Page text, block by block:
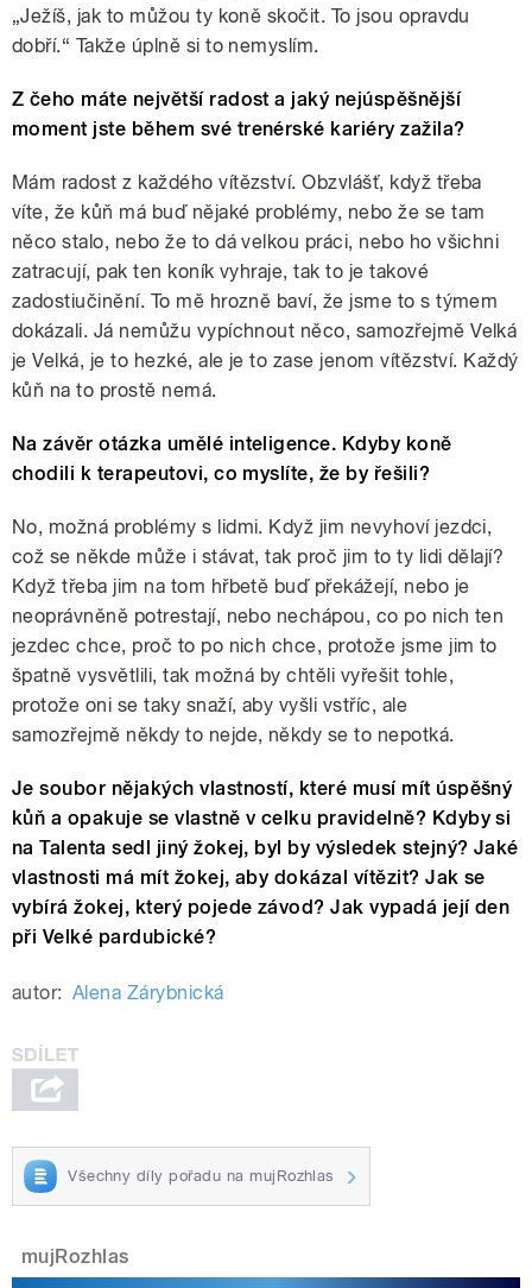
„Ježíš, jak to můžou ty koně skočit. To jsou opravdu
dobří.“ Takže úplně si to nemyslím.
Z čeho máte největší radost a jaký nejúspěšnější
moment jste během své trenérské kariéry zažila?
Mám radost z každého vítězství. Obzvlášť, když třeba
víte, že kůň má buď nějaké problémy, nebo že se tam
něco stalo, nebo že to dá velkou práci, nebo ho všichni
zatracují, pak ten koník vyhraje, tak to je takové
zadostiučinění. To mě hrozně baví, že jsme to s týmem
dokázali. Já nemůžu vypíchnout něco, samozřejmě Velká
je Velká, je to hezké, ale je to zase jenom vítězství. Každý
kůň na to prostě nemá.
Na závěr otázka umělé inteligence. Kdyby koně
chodili k terapeutovi, co myslíte, že by řešili?
No, možná problémy s lidmi. Když jim nevyhoví jezdci,
což se někde může i stávat, tak proč jim to ty lidi dělají?
Když třeba jim na tom hřbetě buď překážejí, nebo je
neoprávněně potrestají, nebo nechápou, co po nich ten
jezdec chce, proč to po nich chce, protože jsme jim to
špatně vysvětlili, tak možná by chtěli vyřešit tohle,
protože oni se taky snaží, aby vyšli vstříc, ale
samozřejmě někdy to nejde, někdy se to nepotká.
Je soubor nějakých vlastností, které musí mít úspěšný
kůň a opakuje se vlastně v celku pravidelně? Kdyby si
na Talenta sedl jiný žokej, byl by výsledek stejný? Jaké
vlastnosti má mít žokej, aby dokázal vítězit? Jak se
vybírá žokej, který pojede závod? Jak vypadá její den
při Velké pardubické?
autor: Alena Zárybnická
Všechny díly pořadu na mujRozhlas
mujRozhlas